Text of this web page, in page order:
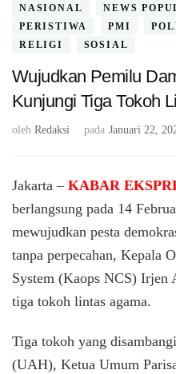
NASIONAL
NEWS
PERISTIWA
PMI
RELIGI
SOSIAL
Wujudkan Pemilu
Kunjungi Tiga Tokoh
oleh Redaksi pada Januari 22,
Jakarta – KABAR
berlangsung pada 14
mewujudkan pesta
tanpa perpecahan, Kepala
System (Kaops NCS) Irjen
tiga tokoh lintas agama.
Tiga tokoh yang
(UAH), Ketua Umum